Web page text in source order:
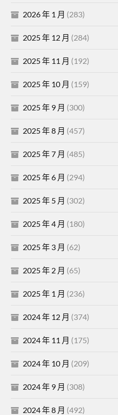
2026 年 1 月 (283)
2025 年 12 月 (284)
2025 年 11 月 (192)
2025 年 10 月 (159)
2025 年 9 月 (300)
2025 年 8 月 (457)
2025 年 7 月 (485)
2025 年 6 月 (294)
2025 年 5 月 (302)
2025 年 4 月 (180)
2025 年 3 月 (62)
2025 年 2 月 (65)
2025 年 1 月 (236)
2024 年 12 月 (374)
2024 年 11 月 (175)
2024 年 10 月 (209)
2024 年 9 月 (308)
2024 年 8 月 (492)